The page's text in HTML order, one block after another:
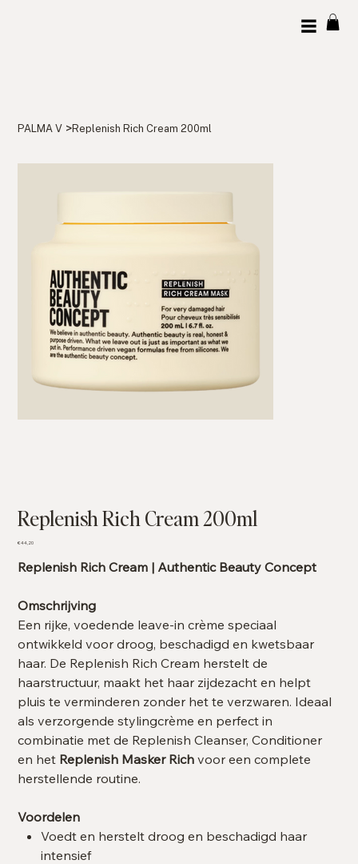
PALMA V >Replenish Rich Cream 200ml
Replenish Rich Cream 200ml
Prijs
€ 44,20
Replenish Rich Cream | Authentic Beauty Concept
Omschrijving
Een rijke, voedende leave-in crème speciaal
ontwikkeld voor droog, beschadigd en kwetsbaar
haar. De Replenish Rich Cream herstelt de
haarstructuur, maakt het haar zijdezacht en helpt
pluis te verminderen zonder het te verzwaren. Ideaal
als verzorgende stylingcrème en perfect in
combinatie met de Replenish Cleanser, Conditioner
en het Replenish Masker Rich voor een complete
herstellende routine.
Voordelen
Voedt en herstelt droog en beschadigd haar
intensief